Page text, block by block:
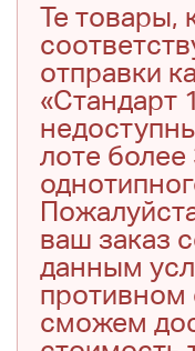
Те товары,
отправки
«Стандарт
лоте
ваш заказ
данным
противном
сможем